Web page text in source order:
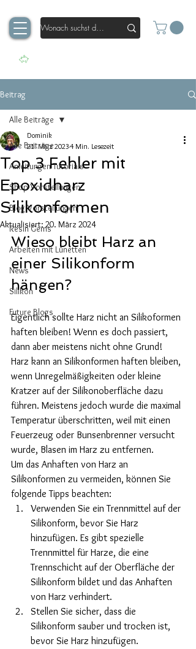
Beitrag
Alle Beiträge
Anleitungen Tutorials
Shop Vorstellungen
Blog Vorstellungen
Resin Gems
Arbeiten mit Lünetten
News
Silikon
Future Blogs
Alle Beiträge
Top 3 Fehler mit
Epoxidharz
Silikonformen
Dominik
21. März 20234 Min. Lesezeit
Aktualisiert: 20. März 2024
Wieso bleibt Harz an
einer Silikonform
hängen?
Eigentlich sollte Harz nicht an Silikoformen
haften bleiben! Wenn es doch passiert,
dann aber meistens nicht ohne Grund!
Harz kann an Silikonformen haften bleiben,
wenn Unregelmäßigkeiten oder kleine
Kratzer auf der Silikonoberfläche dazu
führen. Meistens jedoch wurde die maximal
Temperatur überschritten, weil mit einen
Feuerzeug oder Bunsenbrenner versucht
wurde, Blasen im Harz zu entfernen.
Um das Anhaften von Harz an
Silikonformen zu vermeiden, können Sie
folgende Tipps beachten:
Verwenden Sie ein Trennmittel auf der
Silikonform, bevor Sie Harz
hinzufügen. Es gibt spezielle
Trennmittel für Harze, die eine
Trennschicht auf der Oberfläche der
Silikonform bildet und das Anhaften
von Harz verhindert.
Stellen Sie sicher, dass die
Silikonform sauber und trocken ist,
bevor Sie Harz hinzufügen.